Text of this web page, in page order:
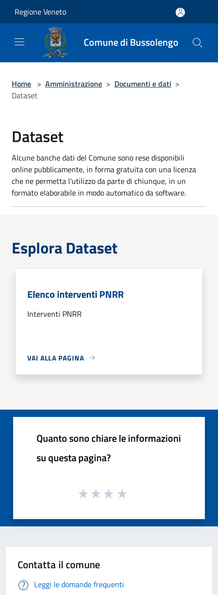
Regione Veneto
Comune di Bussolengo
Home > Amministrazione > Documenti e dati >
Dataset
Dataset
Alcune banche dati del Comune sono rese disponibili
online pubblicamente, in forma gratuita con una licenza
che ne permetta l’utilizzo da parte di chiunque, in un
formato elaborabile in modo automatico da software.
Esplora Dataset
Elenco interventi PNRR
Interventi PNRR
VAI ALLA PAGINA
Quanto sono chiare le informazioni
su questa pagina?
Contatta il comune
Leggi le domande frequenti